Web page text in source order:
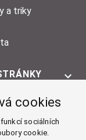
cookies
sociálních
cookie.
a triky